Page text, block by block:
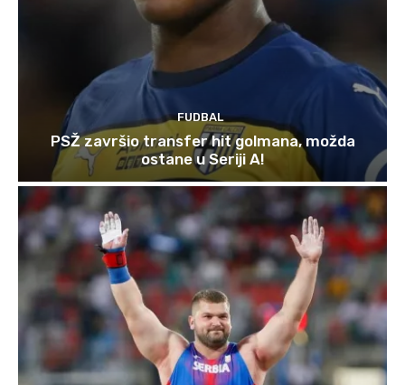
FUDBAL
PSŽ završio transfer hit golmana, možda
ostane u Seriji A!